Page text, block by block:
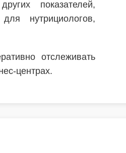
показателей,
нутрициологов,
отслеживать
центрах.